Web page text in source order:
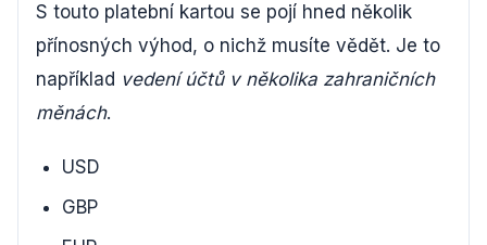
S touto platební kartou se pojí hned několik
přínosných výhod, o nichž musíte vědět. Je to
například vedení účtů v několika zahraničních
měnách.
USD
GBP